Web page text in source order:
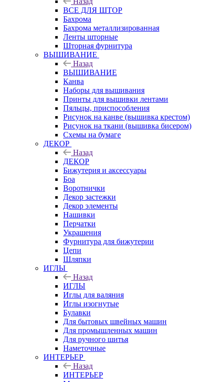
ВСЕ ДЛЯ ШТОР
Бахрома
Бахрома металлизированная
Ленты шторные
Шторная фурнитура
ВЫШИВАНИЕ
Назад
ВЫШИВАНИЕ
Канва
Наборы для вышивания
Принты для вышивки лентами
Пяльцы, приспособления
Рисунок на канве (вышивка крестом)
Рисунок на ткани (вышивка бисером)
Схемы на бумаге
ДЕКОР
Назад
ДЕКОР
Бижутерия и аксессуары
Боа
Воротнички
Декор застежки
Декор элементы
Нашивки
Перчатки
Украшения
Фурнитура для бижутерии
Цепи
Шляпки
ИГЛЫ
Назад
ИГЛЫ
Иглы для валяния
Иглы изогнутые
Булавки
Для бытовых швейных машин
Для промышленных машин
Для ручного шитья
Наметочные
ИНТЕРЬЕР
Назад
ИНТЕРЬЕР